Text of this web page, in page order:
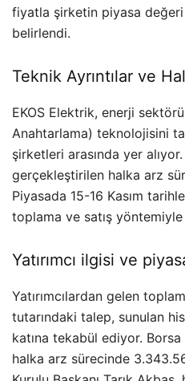
fiyatla şirketin piyasa
belirlendi.
Teknik Ayrıntılar ve
EKOS Elektrik, enerji
Anahtarlama) teknolojisini
şirketleri arasında yer
gerçekleştirilen halka arz
Piyasada 15-16 Kasım
toplama ve satış
Yatırımcı ilgisi ve
Yatırımcılardan gelen
tutarındaki talep, sunulan
katına tekabül ediyor.
halka arz sürecinde